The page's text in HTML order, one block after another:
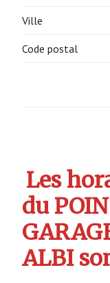
Ville
Code postal
Les
du
ALBI